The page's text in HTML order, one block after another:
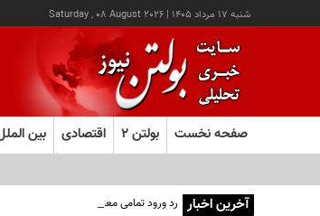
شنبه ۱۷ مرداد ۱۴۰۵ |
Saturday , 08 August 2026
صفحه نخست بولتن ۲ اقتصادی بین
آخرین اخبار رد ورود تمامی معتادان به اتاق‌های